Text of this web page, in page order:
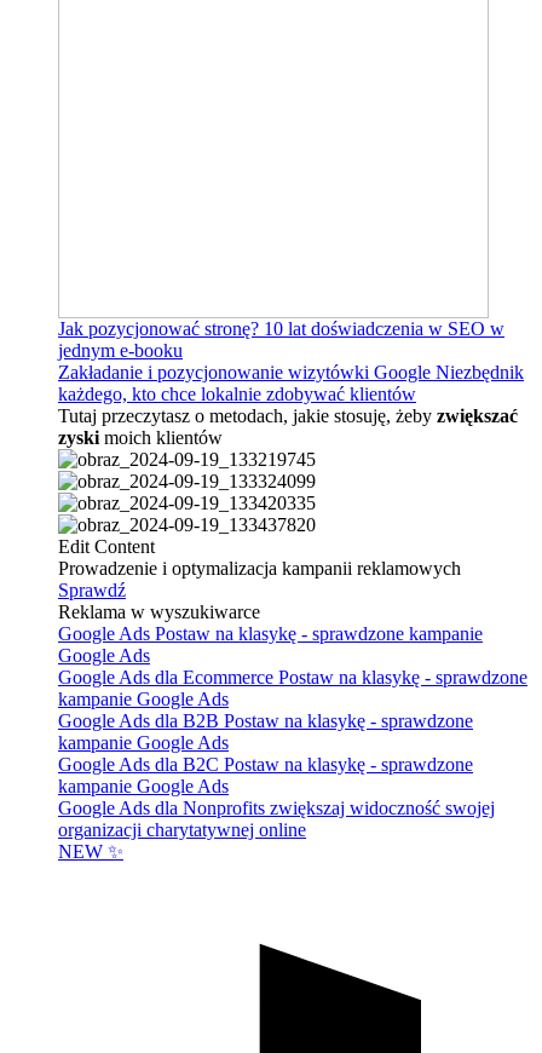
Jak pozycjonować stronę? 10 lat doświadczenia w SEO w
jednym e-booku
Zakładanie i pozycjonowanie wizytówki Google Niezbędnik
każdego, kto chce lokalnie zdobywać klientów
Tutaj przeczytasz o metodach, jakie stosuję, żeby zwiększać
zyski moich klientów
Edit Content
Prowadzenie i optymalizacja kampanii reklamowych
Sprawdź
Reklama w wyszukiwarce
Google Ads Postaw na klasykę - sprawdzone kampanie
Google Ads
Google Ads dla Ecommerce Postaw na klasykę - sprawdzone
kampanie Google Ads
Google Ads dla B2B Postaw na klasykę - sprawdzone
kampanie Google Ads
Google Ads dla B2C Postaw na klasykę - sprawdzone
kampanie Google Ads
Google Ads dla Nonprofits zwiększaj widoczność swojej
organizacji charytatywnej online
NEW ✨